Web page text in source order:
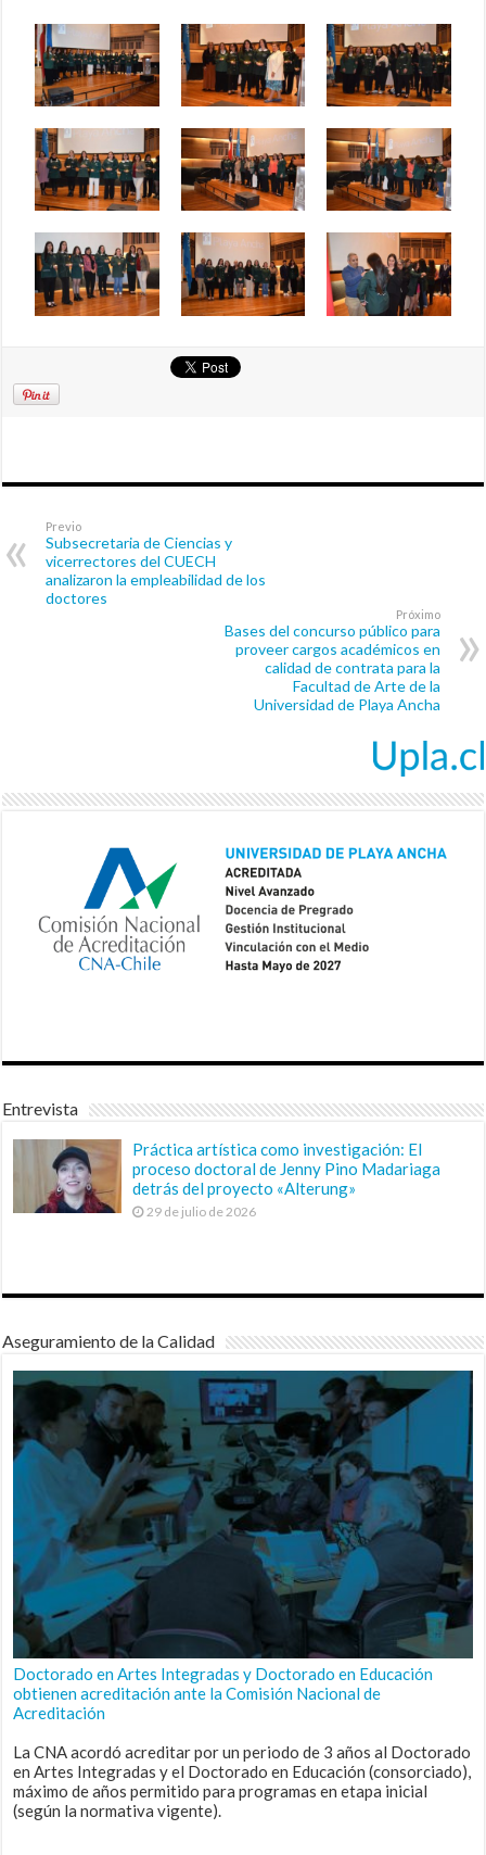
Previo
Subsecretaria de Ciencias y
vicerrectores del CUECH
analizaron la empleabilidad de los
doctores
Próximo
Bases del concurso público para
proveer cargos académicos en
calidad de contrata para la
Facultad de Arte de la
Universidad de Playa Ancha
Entrevista
Práctica artística como investigación: El
proceso doctoral de Jenny Pino Madariaga
detrás del proyecto «Alterung»
29 de julio de 2026
Aseguramiento de la Calidad
Doctorado en Artes Integradas y Doctorado en Educación
obtienen acreditación ante la Comisión Nacional de
Acreditación
La CNA acordó acreditar por un periodo de 3 años al Doctorado
en Artes Integradas y el Doctorado en Educación (consorciado),
máximo de años permitido para programas en etapa inicial
(según la normativa vigente).